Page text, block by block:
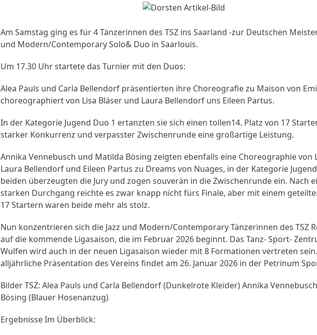
Am Samstag ging es für 4 Tänzerinnen des TSZ ins Saarland -zur Deutschen
und Modern/Contemporary Solo& Duo in Saarlouis.
Um 17.30 Uhr startete das Turnier mit den Duos:
Alea Pauls und Carla Bellendorf präsentierten ihre Choreografie zu Maison von
choreographiert von Lisa Bläser und Laura Bellendorf uns Eileen Partus.
In der Kategorie Jugend Duo 1 ertanzten sie sich einen tollen14. Platz von 17
starker Konkurrenz und verpasster Zwischenrunde eine großartige Leistung.
Annika Vennebusch und Matilda Bösing zeigten ebenfalls eine Choreographie von
Laura Bellendorf und Eileen Partus zu Dreams von Nuages, in der Kategorie
beiden überzeugten die Jury und zogen souverän in die Zwischenrunde ein. Nach
starken Durchgang reichte es zwar knapp nicht fürs Finale, aber mit einem
17 Startern waren beide mehr als stolz.
Nun konzentrieren sich die Jazz und Modern/Contemporary Tänzerinnen des TSZ
auf die kommende Ligasaison, die im Februar 2026 beginnt. Das Tanz- Sport-
Wulfen wird auch in der neuen Ligasaison wieder mit 8 Formationen vertreten
alljährliche Präsentation des Vereins findet am 26. Januar 2026 in der Petrinum
Bilder TSZ: Alea Pauls und Carla Bellendorf (Dunkelrote Kleider) Annika
Bösing (Blauer Hosenanzug)
Ergebnisse Im Überblick: